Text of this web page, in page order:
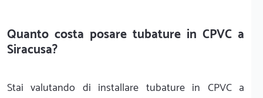
Quanto costa posare tubature in CPVC a
Siracusa?
Stai valutando di installare tubature in CPVC a